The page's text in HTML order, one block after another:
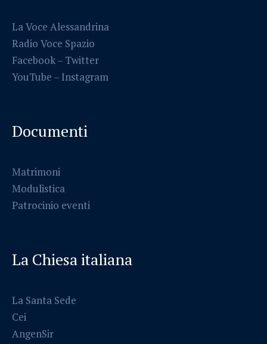
La Voce Alessandrina
Radio Voce Spazio
Facebook– Twitter
YouTube – Instagram
Documenti
Matrimoni
Modulistica
Patrocinio eventi
La Chiesa italiana
La Santa Sede
Cei
AngenSir